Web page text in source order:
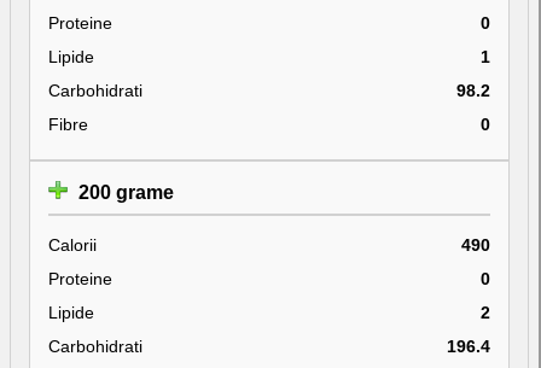
Proteine
0
Lipide
1
Carbohidrati
98.2
Fibre
0
200 grame
Calorii
490
Proteine
0
Lipide
2
Carbohidrati
196.4